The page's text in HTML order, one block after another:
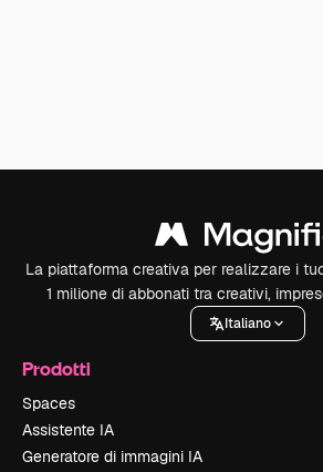
La piattaforma creativa per realizzare i
1 milione di abbonati tra creativi,
Italiano
Prodotti
Spaces
Assistente IA
Generatore di immagini IA